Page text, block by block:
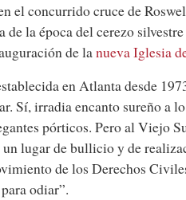
el concurrido cruce de
la época del cerezo
de lanueva Iglesia
en Atlanta desde
Sí, irradia encanto sureño a
pórticos. Pero al Viejo
lugar de bullicio y de
de los Derechos
odiar”.